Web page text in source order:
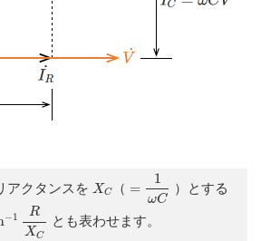
アクタンスを XC
XC （ =
1
ωC
ωC
）とする
−1
R
XC
C
とも表わせます。